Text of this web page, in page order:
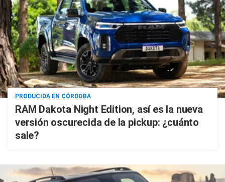
PRODUCIDA EN CÓRDOBA
RAM Dakota Night Edition, así es la nueva
versión oscurecida de la pickup: ¿cuánto
sale?